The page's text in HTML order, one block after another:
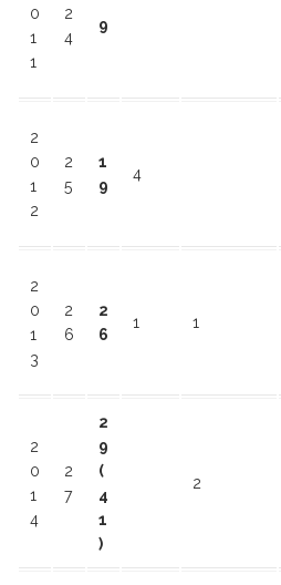
0
1
1
2
4
9
2
0
1
2
2
5
1
9
4
2
0
1
3
2
6
2
6
1 1
2
0
1
4
2
7
2
9
(
4
1
)
2